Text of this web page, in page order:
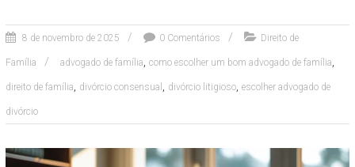
8 de novembro de 2025 0 Comentários Direito de
Família advogado de família, como escolher um bom advogado de família,
direito de família, divórcio consensual , divórcio litigioso, escolher advogado de
divórcio